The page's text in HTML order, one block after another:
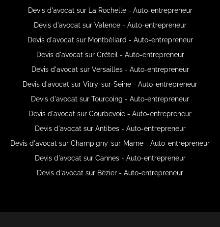
Devis d'avocat sur La Rochelle - Auto-entrepreneur
Devis d'avocat sur Valence - Auto-entrepreneur
Devis d'avocat sur Montbéliard - Auto-entrepreneur
Devis d'avocat sur Créteil - Auto-entrepreneur
Devis d'avocat sur Versailles - Auto-entrepreneur
Devis d'avocat sur Vitry-sur-Seine - Auto-entrepreneur
Devis d'avocat sur Tourcoing - Auto-entrepreneur
Devis d'avocat sur Courbevoie - Auto-entrepreneur
Devis d'avocat sur Antibes - Auto-entrepreneur
Devis d'avocat sur Champigny-sur-Marne - Auto-entrepreneur
Devis d'avocat sur Cannes - Auto-entrepreneur
Devis d'avocat sur Bézier - Auto-entrepreneur